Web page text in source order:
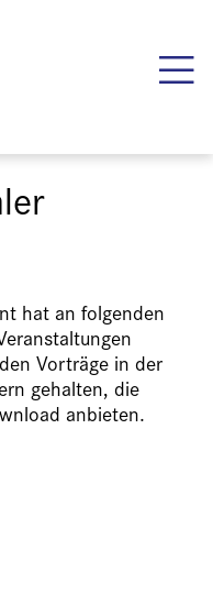
hat an folgenden
Vorträge in der
gehalten, die
anbieten.